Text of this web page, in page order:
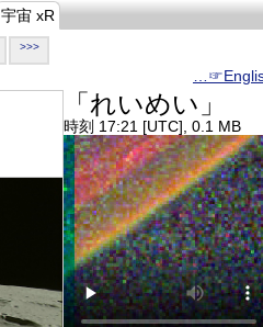
宇宙 xR
>>>
「れいめい」
時刻 17:21 [UTC], 0.1 MB